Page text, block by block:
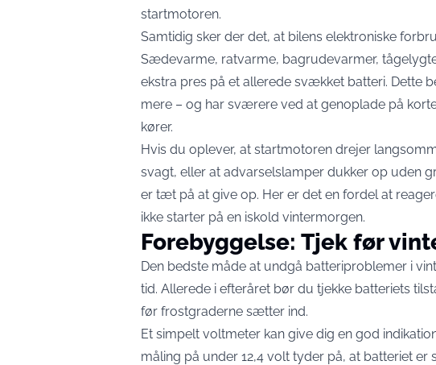
startmotoren.
Samtidig sker der det, at bilens elektroniske
Sædevarme, ratvarme, bagrudevarmer,
ekstra pres på et allerede svækket batteri. Dette
mere – og har sværere ved at genoplade på
kører.
Hvis du oplever, at startmotoren drejer
svagt, eller at advarselslamper dukker op uden
er tæt på at give op. Her er det en fordel at
ikke starter på en iskold vintermorgen.
Forebyggelse: Tjek før
Den bedste måde at undgå batteriproblemer i
tid. Allerede i efteråret bør du tjekke batteriets
før frostgraderne sætter ind.
Et simpelt voltmeter kan give dig en god
måling på under 12,4 volt tyder på, at batteriet